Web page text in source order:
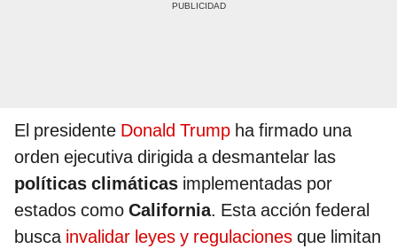
El presidente Donald Trump ha firmado una
orden ejecutiva dirigida a desmantelar las
políticas climáticas implementadas por
estados como California. Esta acción federal
busca invalidar leyes y regulaciones que limitan